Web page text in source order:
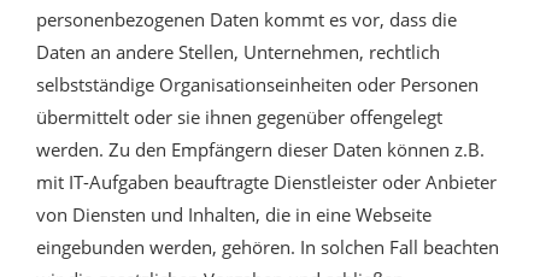
personenbezogenen Daten kommt es vor, dass die
Daten an andere Stellen, Unternehmen, rechtlich
selbstständige Organisationseinheiten oder Personen
übermittelt oder sie ihnen gegenüber offengelegt
werden. Zu den Empfängern dieser Daten können z.B.
mit IT-Aufgaben beauftragte Dienstleister oder Anbieter
von Diensten und Inhalten, die in eine Webseite
eingebunden werden, gehören. In solchen Fall beachten